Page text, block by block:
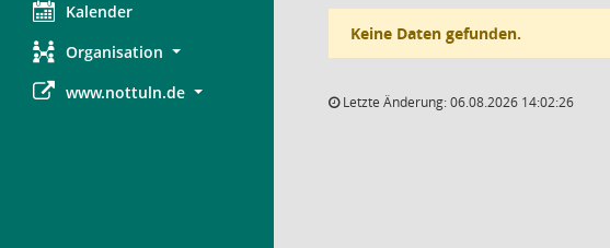
Kalender
Organisation
www.nottuln.de
Keine Daten gefunden.
Letzte Änderung: 06.08.2026 14:02:26